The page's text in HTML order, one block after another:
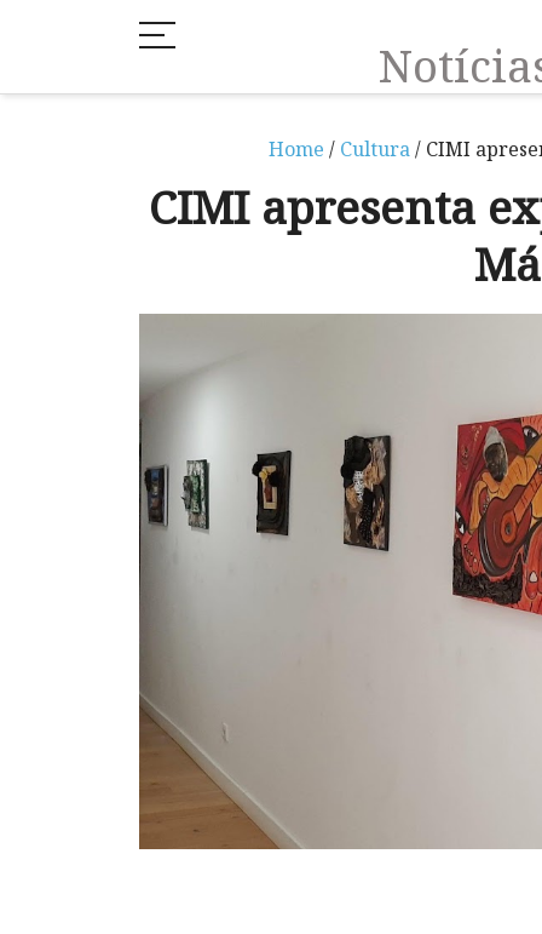
Home / Cultura/ CIMI
CIMI apresenta